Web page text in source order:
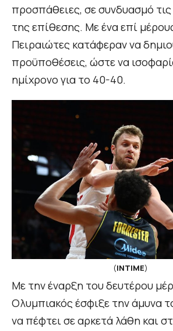
προσπάθειες, σε συνδυασμό τις
της επίθεσης. Με ένα επί
Πειραιώτες κατάφεραν να
προϋποθέσεις, ώστε να
ημίχρονο για το 40-40.
(INTIME)
Με την έναρξη του δευτέρου
Ολυμπιακός έσφιξε την άμυνα
να πέφτει σε αρκετά λάθη και